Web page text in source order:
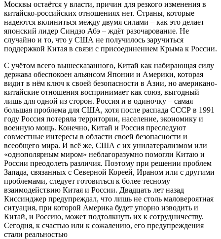
Москвы остаётся у власти, причин для резкого изменения в
китайско-российских отношениях нет. Страны, которые
надеются вклиниться между двумя силами – как это делает
японский лидер Синдзо Абэ – ждёт разочарование. Не
случайно и то, что у США не получилось заручиться
поддержкой Китая в связи с присоединением Крыма к России.
С учётом всего вышесказанного, Китай как набирающая силу
держава обеспокоен альянсом Японии и Америки, которая
видит в нём ключ к своей безопасности в Азии, но американо-
китайские отношения воспринимает как союз, выгодный
лишь для одной из сторон. Россия и в одиночку – самая
большая проблема для США, хотя после распада СССР в 1991
году Россия потеряла территории, население, экономику и
военную мощь. Конечно, Китай и Россия преследуют
совместные интересы в области своей безопасности и
всеобщего мира. И всё же, США с их унилатерализмом или
«однополярным миром» неблагоразумно помогли Китаю и
России преодолеть различия. Поэтому при решении проблем
Запада, связанных с Северной Кореей, Ираном или с другими
проблемами, следует готовиться к более тесному
взаимодействию Китая и России. Двадцать лет назад
Киссинджер предупреждал, что лишь не столь маловероятная
ситуация, при которой Америка будет упорно изводить и
Китай, и Россию, может подтолкнуть их к сотрудничеству.
Сегодня, к счастью или к сожалению, его предупреждения
стали реальностью